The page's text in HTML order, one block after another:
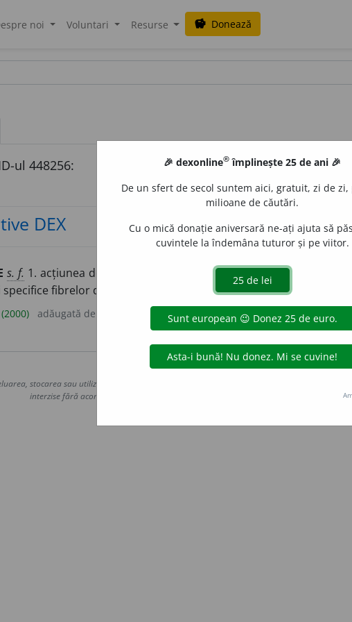
noi Voluntari Resurse savings Donează
ul 448256:
DEX
s. f. 1. acțiunea de a (se) animaliza; dezumanizare. 2. tratament
fibrelor de natură animală. (< animaliza)
adăugată de acțiuni
Copyright © 2004-2026 dexonline (https://
stocarea sau utilizarea datelor de pe acest site, inclusiv prin orice metode de
interzise fără acordul nostru prealabil scris, cu excepția seturilor de date oferite oficial
🎉 dexonline® împlinește 25 de ani 🎉
De un sfert de secol suntem aici, gratuit, zi de
milioane de căutări.
Cu o mică donație aniversară ne-ați ajuta să
cuvintele la îndemâna tuturor și pe viitor.